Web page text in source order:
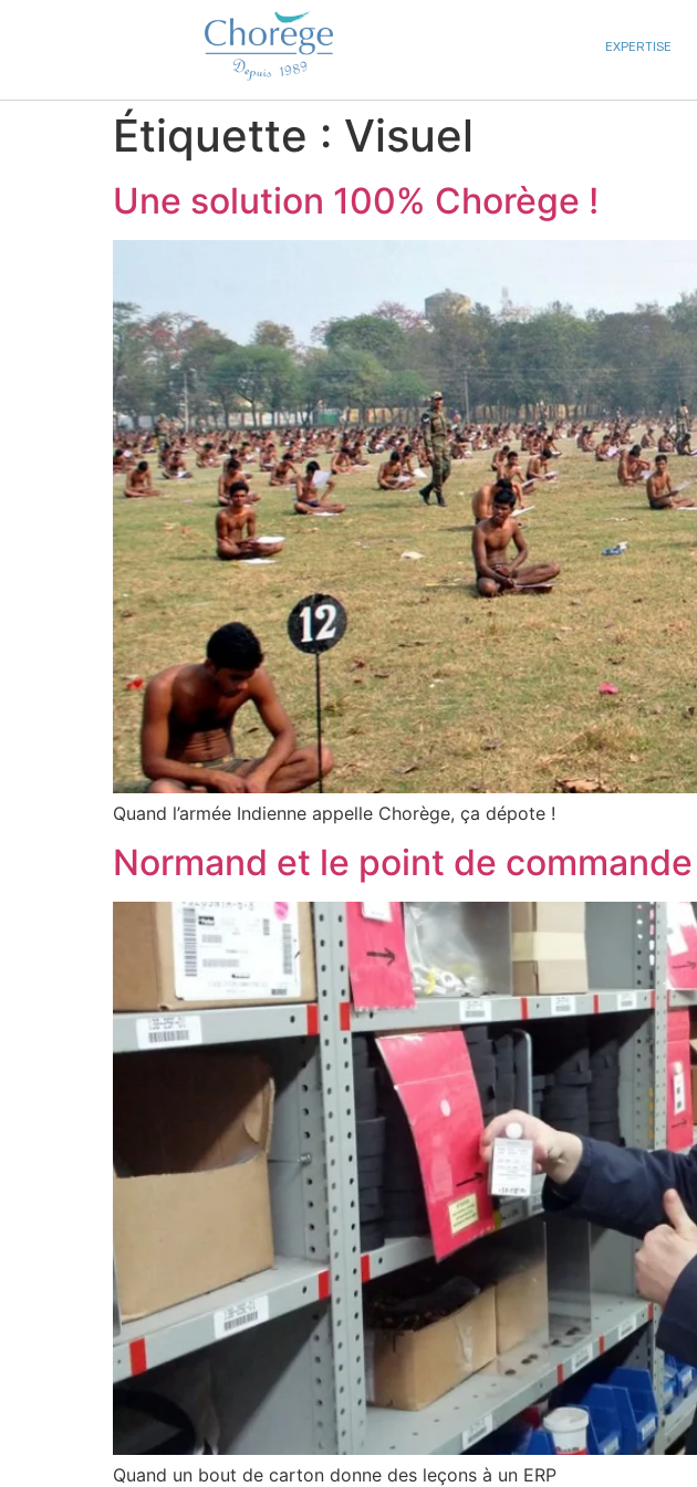
EXPERTISE
Étiquette : Visuel
Une solution 100% Chorège !
Quand l’armée Indienne appelle Chorège, ça dépote !
Normand et le point de commande
Quand un bout de carton donne des leçons à un ERP